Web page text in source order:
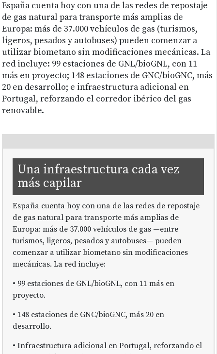
España cuenta hoy con una de las redes de repostaje
de gas natural para transporte más amplias de
Europa: más de 37.000 vehículos de gas (turismos,
ligeros, pesados y autobuses) pueden comenzar a
utilizar biometano sin modificaciones mecánicas. La
red incluye: 99 estaciones de GNL/bioGNL, con 11
más en proyecto; 148 estaciones de GNC/bioGNC, más
20 en desarrollo; e infraestructura adicional en
Portugal, reforzando el corredor ibérico del gas
renovable.
Una infraestructura cada vez
más capilar
España cuenta hoy con una de las redes de repostaje
de gas natural para transporte más amplias de
Europa: más de 37.000 vehículos de gas —entre
turismos, ligeros, pesados y autobuses— pueden
comenzar a utilizar biometano sin modificaciones
mecánicas. La red incluye:
• 99 estaciones de GNL/bioGNL, con 11 más en
proyecto.
• 148 estaciones de GNC/bioGNC, más 20 en
desarrollo.
• Infraestructura adicional en Portugal, reforzando el